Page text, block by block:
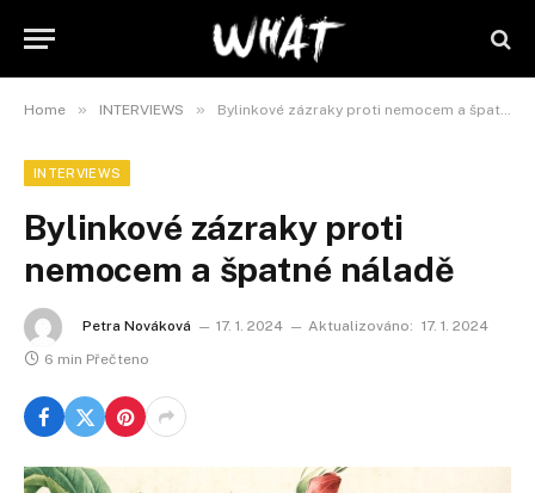
Home » INTERVIEWS » Bylinkové zázraky proti nemocem a špatné náladě
INTERVIEWS
Bylinkové zázraky proti
nemocem a špatné náladě
Petra Nováková 17. 1. 2024 Aktualizováno: 17. 1. 2024
6 min Přečteno